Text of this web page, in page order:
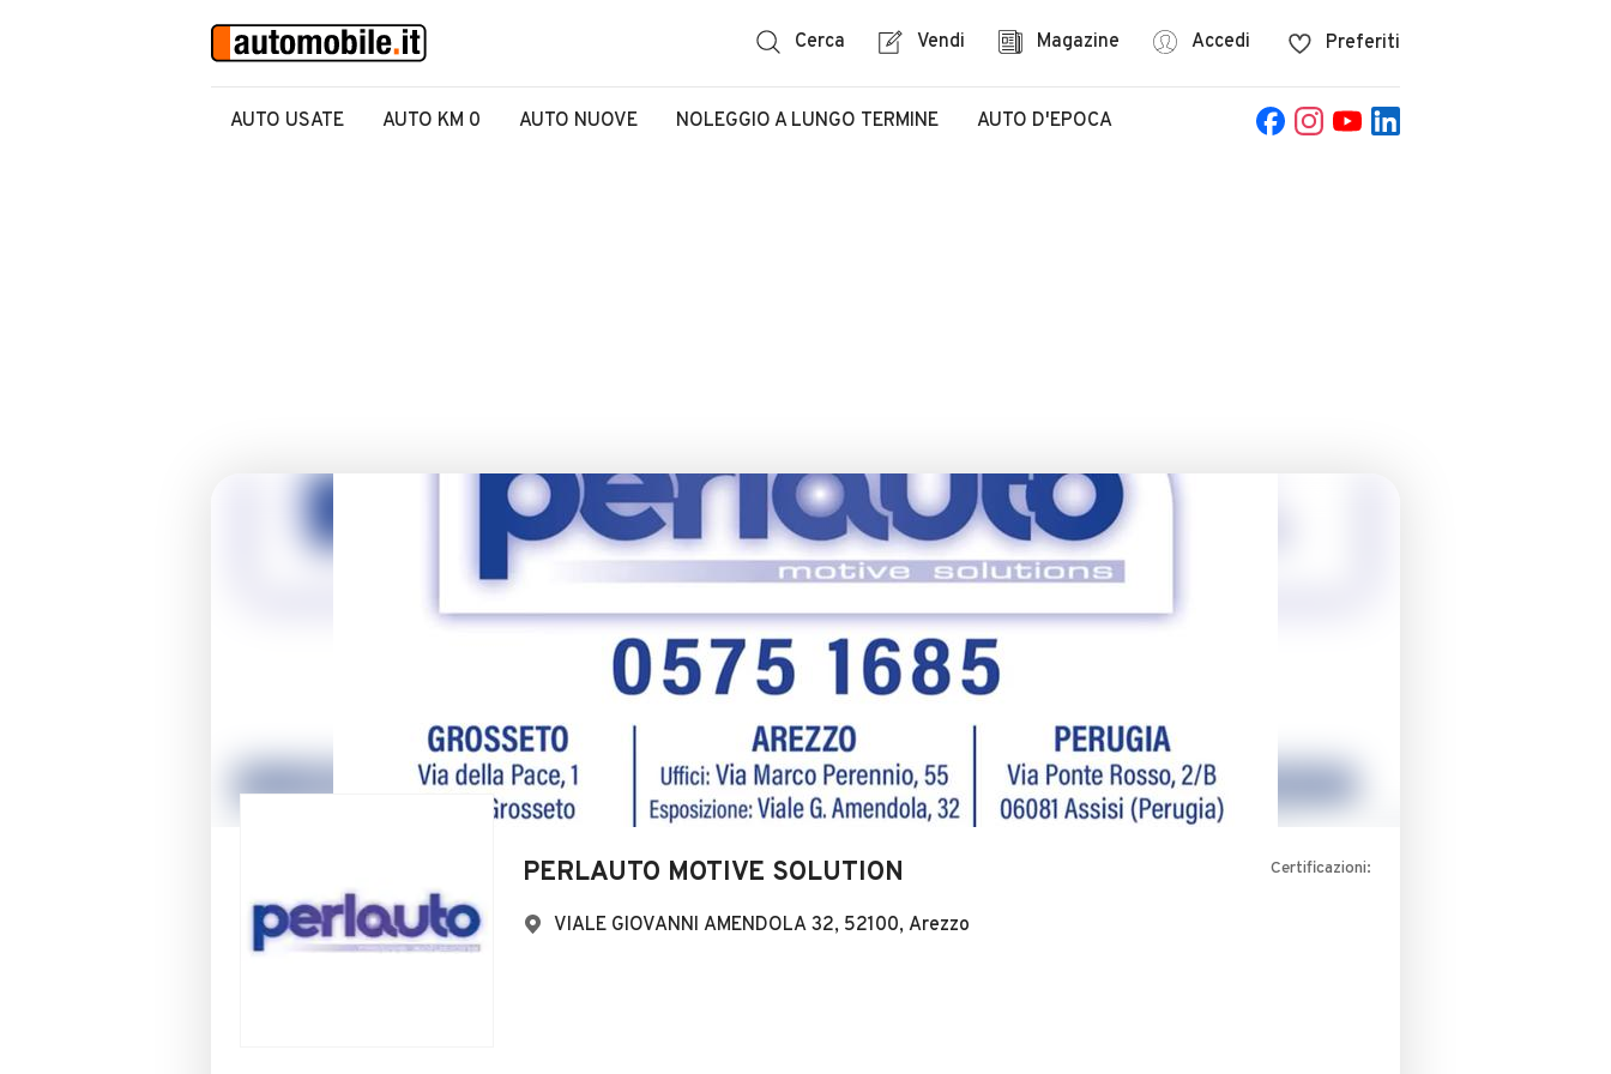
Cerca Vendi Magazine Accedi Preferiti
AUTO USATE AUTO KM 0 AUTO NUOVE NOLEGGIO A LUNGO TERMINE AUTO D'EPOCA
PERLAUTO MOTIVE SOLUTION Certificazioni:
VIALE GIOVANNI AMENDOLA 32, 52100, Arezzo